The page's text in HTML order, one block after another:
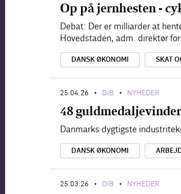
Op på jernhesten -
Debat: Der er milliarder at
Hovedstaden, adm. direktør
DANSK ØKONOMI SKAT
25.04.26 • DIB • NYHEDER
48
Danmarks dygtigste
DANSK ØKONOMI
25.03.26 • DIB • NYHEDER